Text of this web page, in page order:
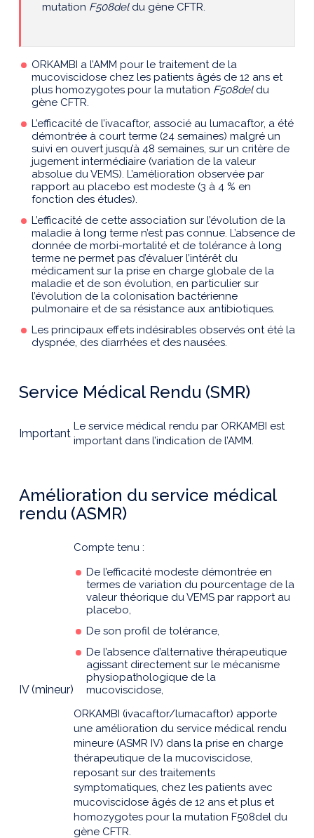
mutation F508deldu gène CFTR.
ORKAMBI a l’AMM pour le traitement de la
mucoviscidose chez les patients âgés de 12 ans et
plus homozygotes pour la mutation F508del du
gène CFTR.
L’efficacité de l’ivacaftor, associé au lumacaftor, a été
démontrée à court terme (24 semaines) malgré un
suivi en ouvert jusqu’à 48 semaines, sur un critère de
jugement intermédiaire (variation de la valeur
absolue du VEMS). L’amélioration observée par
rapport au placebo est modeste (3 à 4 % en
fonction des études).
L’efficacité de cette association sur l’évolution de la
maladie à long terme n’est pas connue. L’absence de
donnée de morbi-mortalité et de tolérance à long
terme ne permet pas d’évaluer l’intérêt du
médicament sur la prise en charge globale de la
maladie et de son évolution, en particulier sur
l’évolution de la colonisation bactérienne
pulmonaire et de sa résistance aux antibiotiques.
Les principaux effets indésirables observés ont été la
dyspnée, des diarrhées et des nausées.
Service Médical Rendu (SMR)
Important
Le service médical rendu par ORKAMBI est
important dans l’indication de l’AMM.
Amélioration du service médical
rendu (ASMR)
IV (mineur)
Compte tenu :
De l’efficacité modeste démontrée en
termes de variation du pourcentage de la
valeur théorique du VEMS par rapport au
placebo,
De son profil de tolérance,
De l’absence d’alternative thérapeutique
agissant directement sur le mécanisme
physiopathologique de la
mucoviscidose,
ORKAMBI (ivacaftor/lumacaftor) apporte
une amélioration du service médical rendu
mineure (ASMR IV) dans la prise en charge
thérapeutique de la mucoviscidose,
reposant sur des traitements
symptomatiques, chez les patients avec
mucoviscidose âgés de 12 ans et plus et
homozygotes pour la mutation F508del du
gène CFTR.